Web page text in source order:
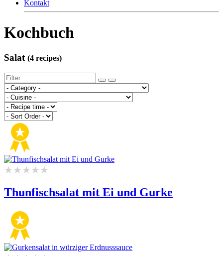
Kontakt
Kochbuch
Salat (4 recipes)
Thunfischsalat mit Ei und Gurke